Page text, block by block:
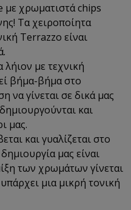
χρωματιστά chips
Τα χειροποίητα
Terrazzo είναι
λήιον με τεχνική
βήμα-βήμα στο
να γίνεται σε δικά μας
και
μας.
και γυαλίζεται στο
μας είναι
των χρωμάτων γίνεται
μια μικρή τονική